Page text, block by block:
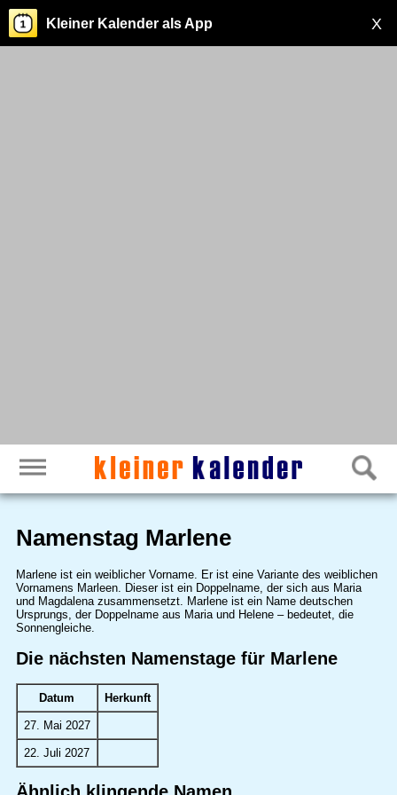
X
Kleiner Kalender als App
Namenstag Marlene
Marlene ist ein weiblicher Vorname. Er ist eine Variante des weiblichen
Vornamens Marleen. Dieser ist ein Doppelname, der sich aus Maria
und Magdalena zusammensetzt. Marlene ist ein Name deutschen
Ursprungs, der Doppelname aus Maria und Helene – bedeutet, die
Sonnengleiche.
Die nächsten Namenstage für Marlene
Datum Herkunft
27. Mai 2027
22. Juli 2027